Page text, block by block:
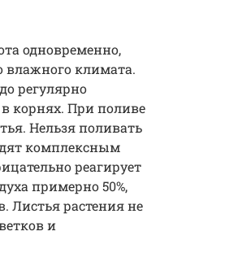
одновременно,
влажного климата.
регулярно
корнях. При поливе
Нельзя поливать
комплексным
реагирует
примерно 50%,
Листья растения не
и